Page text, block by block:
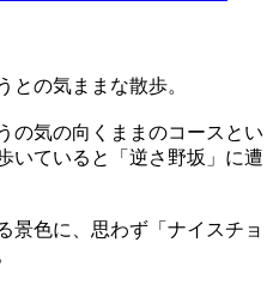
との気ままな散歩。
の気の向くままのコースとい
いていると「逆さ野坂」に遭
景色に、思わず「ナイスチョ